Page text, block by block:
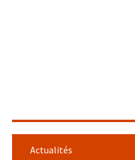
Actualités